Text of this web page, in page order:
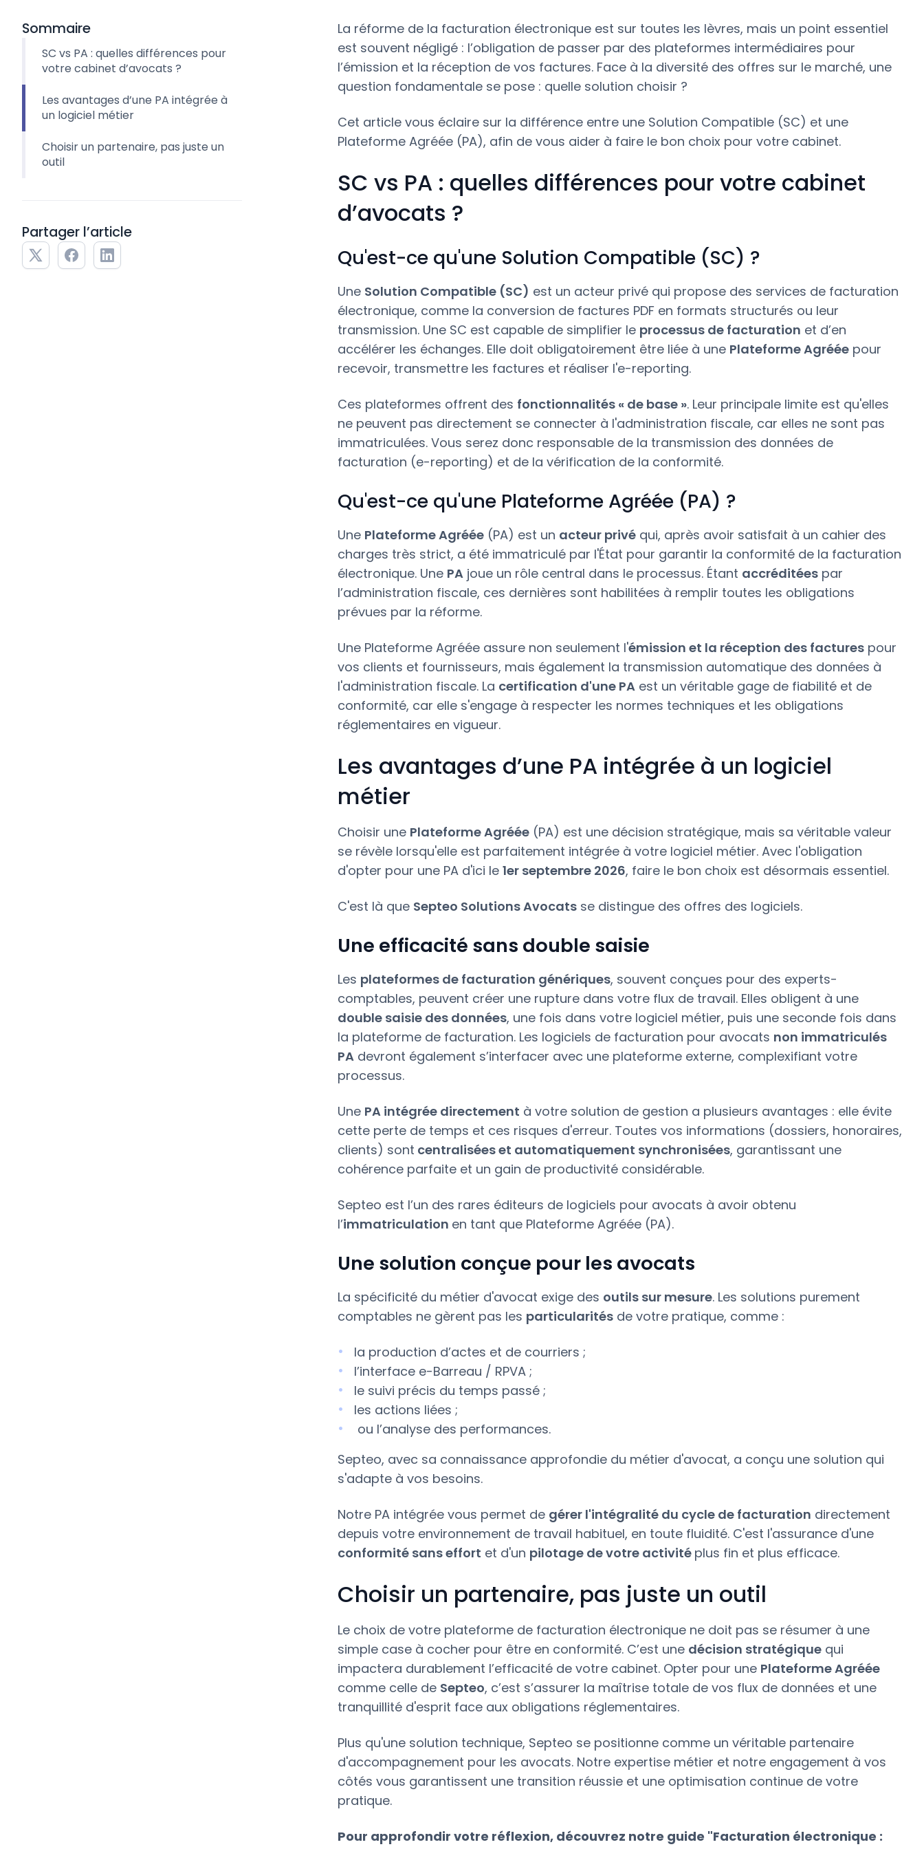
Sommaire
SC vs PA : quelles différences pour
votre cabinet d’avocats ?
Les avantages d’une PA intégrée à
un logiciel métier
Choisir un partenaire, pas juste un
outil
Partager l’article
La réforme de la facturation électronique est sur toutes les lèvres, mais un point essentiel
est souvent négligé : l’obligation de passer par des plateformes intermédiaires pour
l’émission et la réception de vos factures. Face à la diversité des offres sur le marché, une
question fondamentale se pose : quelle solution choisir ?
Cet article vous éclaire sur la différence entre une Solution Compatible (SC) et une
Plateforme Agréée (PA), afin de vous aider à faire le bon choix pour votre cabinet.
SC vs PA : quelles différences pour votre cabinet
d’avocats ?
Qu'est-ce qu'une Solution Compatible (SC) ?
Une Solution Compatible (SC) est un acteur privé qui propose des services de facturation
électronique, comme la conversion de factures PDF en formats structurés ou leur
transmission. Une SC est capable de simplifier le processus de facturation et d’en
accélérer les échanges. Elle doit obligatoirement être liée à une Plateforme Agrééepour
recevoir, transmettre les factures et réaliser l'e-reporting.
Ces plateformes offrent des fonctionnalités « de base ». Leur principale limite est qu'elles
ne peuvent pas directement se connecter à l'administration fiscale, car elles ne sont pas
immatriculées. Vous serez donc responsable de la transmission des données de
facturation (e-reporting) et de la vérification de la conformité.
Qu'est-ce qu'une Plateforme Agréée (PA) ?
Une Plateforme Agréée(PA) est un acteur privéqui, après avoir satisfait à un cahier des
charges très strict, a été immatriculé par l'État pour garantir la conformité de la facturation
électronique. Une PAjoue un rôle central dans le processus. Étant accréditéespar
l’administration fiscale, ces dernières sont habilitées à remplir toutes les obligations
prévues par la réforme.
Une Plateforme Agréée assure non seulement l'émission et la réception des facturespour
vos clients et fournisseurs, mais également la transmission automatique des données à
l'administration fiscale. La certification d'une PAest un véritable gage de fiabilité et de
conformité, car elle s'engage à respecter les normes techniques et les obligations
réglementaires en vigueur.
Les avantages d’une PA intégrée à un logiciel
métier
Choisir une Plateforme Agréée(PA) est une décision stratégique, mais sa véritable valeur
se révèle lorsqu'elle est parfaitement intégrée à votre logiciel métier. Avec l'obligation
d'opter pour une PA d'ici le 1er septembre 2026, faire le bon choix est désormais essentiel.
C'est là que Septeo Solutions Avocatsse distingue des offres des logiciels.
Une efficacité sans double saisie
Les plateformes de facturation génériques, souvent conçues pour des experts-
comptables, peuvent créer une rupture dans votre flux de travail. Elles obligent à une
double saisie des données, une fois dans votre logiciel métier, puis une seconde fois dans
la plateforme de facturation. Les logiciels de facturation pour avocats non immatriculés
PAdevront également s’interfacer avec une plateforme externe, complexifiant votre
processus.
Une PA intégrée directement à votre solution de gestion a plusieurs avantages : elle évite
cette perte de temps et ces risques d'erreur. Toutes vos informations (dossiers, honoraires,
clients) sont centralisées et automatiquement synchronisées, garantissant une
cohérence parfaite et un gain de productivité considérable.
Septeo est l’un des rares éditeurs de logiciels pour avocats à avoir obtenu
l’immatriculation en tant que Plateforme Agréée (PA).
Une solution conçue pour les avocats
La spécificité du métier d'avocat exige des outils sur mesure. Les solutions purement
comptables ne gèrent pas les particularitésde votre pratique, comme :
la production d’actes et de courriers ;
l’interface e-Barreau / RPVA ;
le suivi précis du temps passé ;
les actions liées ;
ou l’analyse des performances.
Septeo, avec sa connaissance approfondie du métier d'avocat, a conçu une solution qui
s'adapte à vos besoins.
Notre PA intégrée vous permet de gérer l'intégralité du cycle de facturation directement
depuis votre environnement de travail habituel, en toute fluidité. C'est l'assurance d'une
conformité sans effort et d'un pilotage de votre activité plus fin et plus efficace.
Choisir un partenaire, pas juste un outil
Le choix de votre plateforme de facturation électronique ne doit pas se résumer à une
simple case à cocher pour être en conformité. C’est une décision stratégiquequi
impactera durablement l’efficacité de votre cabinet. Opter pour une Plateforme Agréée
comme celle de Septeo, c’est s’assurer la maîtrise totale de vos flux de données et une
tranquillité d'esprit face aux obligations réglementaires.
Plus qu'une solution technique, Septeo se positionne comme un véritable partenaire
d'accompagnement pour les avocats. Notre expertise métier et notre engagement à vos
côtés vous garantissent une transition réussie et une optimisation continue de votre
pratique.
Pour approfondir votre réflexion, découvrez notre guide "Facturation électronique :